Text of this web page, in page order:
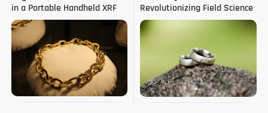
in a Portable Handheld XRF
Analyzer (باللغة الإنجليزية)
Revolutionizing Field Science
(باللغة الإنجليزية)